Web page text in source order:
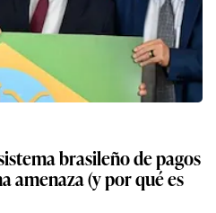
brasileño de pagos
amenaza (y por qué es